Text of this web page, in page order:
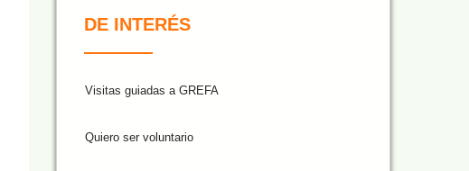
DE INTERÉS
Visitas guiadas a GREFA
Quiero ser voluntario